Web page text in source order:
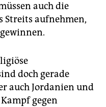
auch die
Streits aufnehmen,
doch gerade
auch Jordanien und
gegen